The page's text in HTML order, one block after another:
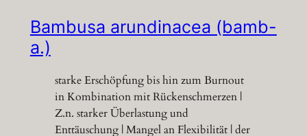
Bambusa arundinacea (bamb-
a.)
starke Erschöpfung bis hin zum Burnout
in Kombination mit Rückenschmerzen |
Z.n. starker Überlastung und
Enttäuschung | Mangel an Flexibilität | der